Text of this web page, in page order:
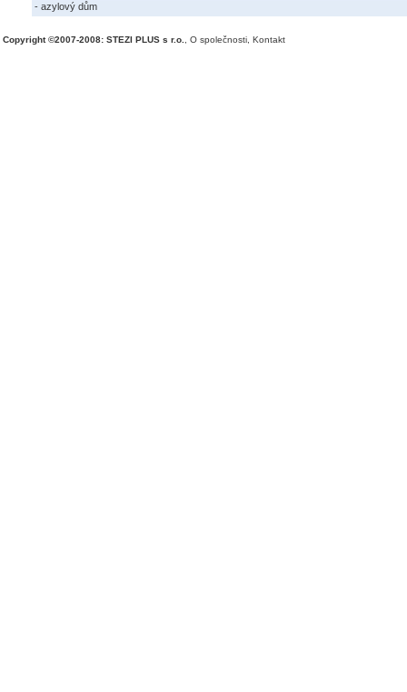
- azylový dům
Copyright ©2007-2008: STEZI PLUS s r.o. O společnosti Kontakt